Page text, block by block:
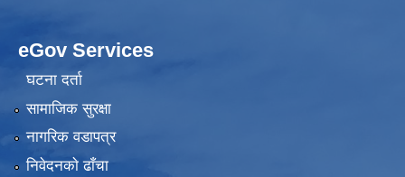
eGov Services
घटना दर्ता
सामाजिक सुरक्षा
नागरिक वडापत्र
निवेदनकाे ढाँचा